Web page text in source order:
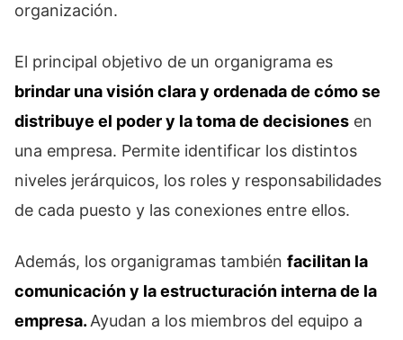
organización.
El principal objetivo de un organigrama es
brindar una visión clara y ordenada de cómo se
distribuye el poder y la toma de decisiones en
una empresa. Permite identificar los distintos
niveles jerárquicos, los roles y responsabilidades
de cada puesto y las conexiones entre ellos.
Además, los organigramas también facilitan la
comunicación y la estructuración interna de la
empresa. Ayudan a los miembros del equipo a